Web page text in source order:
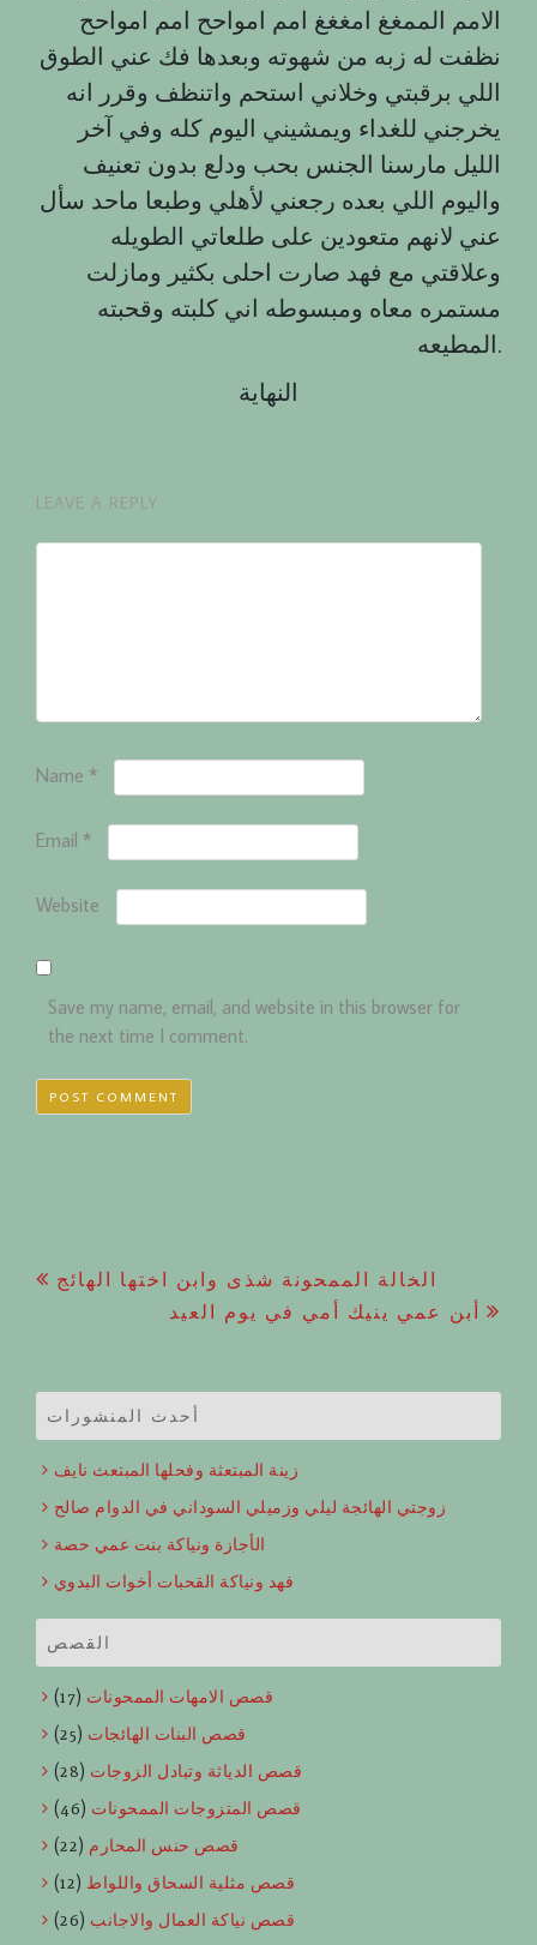
الامم الممغغ امغغغ امم امواحح امم امواحح
نظفت له زبه من شهوته وبعدها فك عني الطوق
اللي برقبتي وخلاني استحم واتنظف وقرر انه
يخرجني للغداء ويمشيني اليوم كله وفي آخر
الليل مارسنا الجنس بحب ودلع بدون تعنيف
واليوم اللي بعده رجعني لأهلي وطبعا ماحد سأل
عني لانهم متعودين على طلعاتي الطويله
وعلاقتي مع فهد صارت احلى بكثير ومازلت
مستمره معاه ومبسوطه اني كلبته وقحبته
المطيعه.
النهاية
LEAVE A REPLY
Name *
Email *
Website
Save my name, email, and website in this browser for
the next time I comment.
Post
navigation
الخالة الممحونة شذى وابن اختها الهائج
أبن عمي ينيك أمي في يوم العيد
أحدث المنشورات
زينة المبتعثة وفحلها المبتعث نايف
زوجتي الهائجة ليلي وزميلي السوداني في الدوام صالح
الأجازة ونياكة بنت عمي حصة
فهد ونياكة القحبات أخوات البدوي
القصص
قصص الامهات الممحونات (17)
قصص البنات الهائجات (25)
قصص الدياثة وتبادل الزوجات (28)
قصص المتزوجات الممحونات (46)
قصص حنس المحارم (22)
قصص مثلية السحاق واللواط (12)
قصص نياكة العمال والاجانب (26)